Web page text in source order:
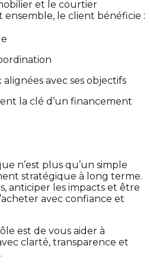
et le courtier
le client bénéficie :
avec ses objectifs
la clé d’un financement
n’est plus qu’un simple
stratégique à long terme.
anticiper les impacts et être
avec confiance et
est de vous aider à
clarté, transparence et